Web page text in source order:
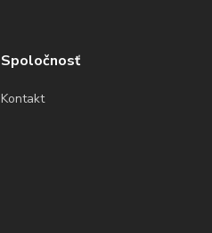
Spoločnosť
Kontakt